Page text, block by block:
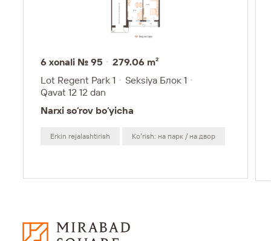
6 xonali № 95
279.06 m²
Lot Regent Park 1
Seksiya Блок 1
Qavat 12 12 dan
Narxi so‘rov bo‘yicha
Erkin rejalashtirish Koʻrish: на парк / на двор